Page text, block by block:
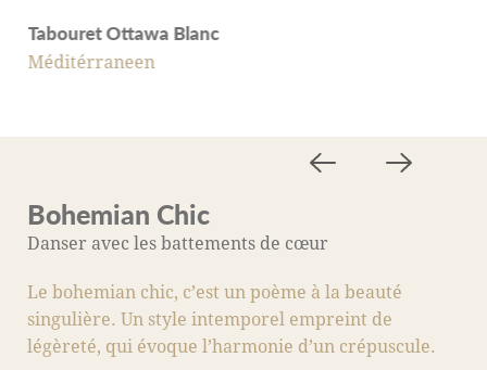
Tabouret Ottawa Blanc
Méditérraneen
Bohemian Chic
Danser avec les battements de cœur
Le bohemian chic, c’est un poème à la beauté
singulière. Un style intemporel empreint de
légèreté, qui évoque l’harmonie d’un crépuscule.